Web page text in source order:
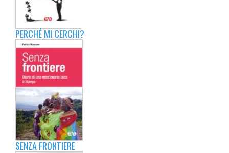
PERCHÉ MI CERCHI?
SENZA FRONTIERE